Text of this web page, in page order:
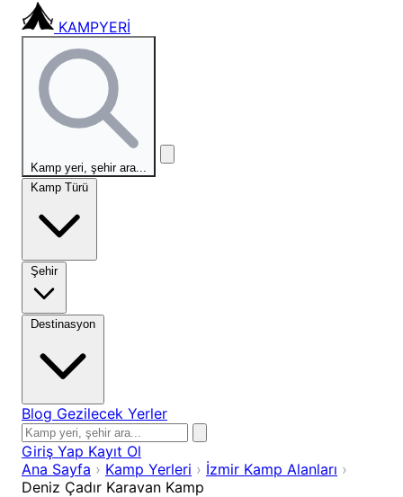
KAMPYERİ
Kamp yeri, şehir ara...
Kamp Türü
Şehir
Destinasyon
Blog Gezilecek Yerler
Giriş Yap Kayıt Ol
Ana Sayfa › Kamp Yerleri › İzmir Kamp Alanları ›
Deniz Çadır Karavan Kamp